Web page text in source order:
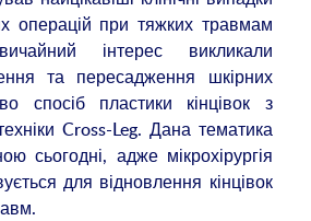
операцій при тяжких травмам
інтерес викликали
та пересадження шкірних
спосіб пластики кінцівок з
Cross-Leg. Дана тематика
сьогодні, адже мікрохірургія
для відновлення кінцівок